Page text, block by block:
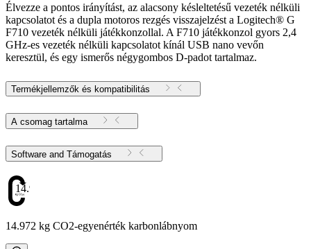
Élvezze a pontos irányítást, az alacsony késleltetésű vezeték nélküli
kapcsolatot és a dupla motoros rezgés visszajelzést a Logitech® G
F710 vezeték nélküli játékkonzollal. A F710 játékkonzol gyors 2,4
GHz-es vezeték nélküli kapcsolatot kínál USB nano vevőn
keresztül, és egy ismerős négygombos D-padot tartalmaz.
Termékjellemzők és kompatibilitás
A csomag tartalma
Software and Támogatás
14.972
14.972 kg CO2-egyenérték karbonlábnyom